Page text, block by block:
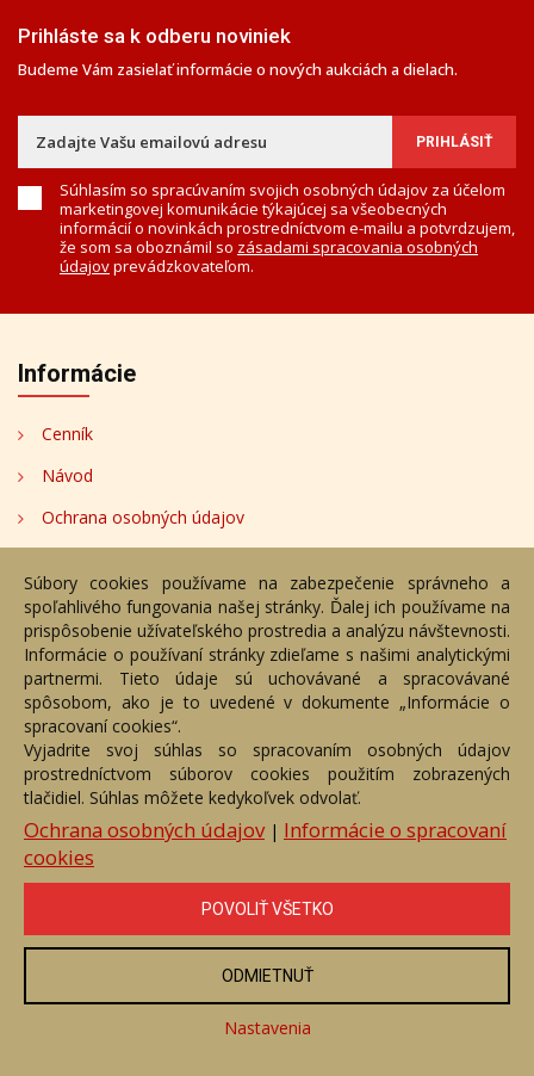
Prihláste sa k odberu noviniek
Budeme Vám zasielať informácie o nových aukciách a dielach.
Súhlasím so spracúvaním svojich osobných údajov za účelom
marketingovej komunikácie týkajúcej sa všeobecných
informácií o novinkách prostredníctvom e-mailu a potvrdzujem,
že som sa oboznámil so zásadami spracovania osobných
údajovprevádzkovateľom.
Informácie
Cenník
Návod
Ochrana osobných údajov
Nastavenia cookies
Moje konto
Registrácia
Prihlásenie
Moje konto
Moji autori
Služby
Kontaktujte nás
Súbory cookies používame na zabezpečenie správneho a
spoľahlivého fungovania našej stránky. Ďalej ich používame na
prispôsobenie užívateľského prostredia a analýzu návštevnosti.
Informácie o používaní stránky zdieľame s našimi analytickými
partnermi. Tieto údaje sú uchovávané a spracovávané
spôsobom, ako je to uvedené v dokumente „Informácie o
spracovaní cookies“.
Vyjadrite svoj súhlas so spracovaním osobných údajov
prostredníctvom súborov cookies použitím zobrazených
tlačidiel. Súhlas môžete kedykoľvek odvolať.
Ochrana osobných údajov| Informácie o spracovaní
cookies
POVOLIŤ VŠETKO
ODMIETNUŤ
Nastavenia